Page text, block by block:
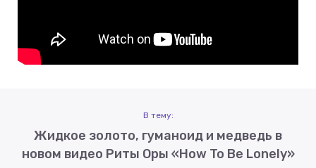
В тему:
Жидкое золото, гуманоид и медведь в
новом видео Риты Оры «How To Be Lonely»